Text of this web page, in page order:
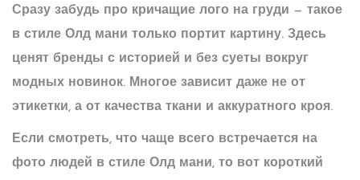
Сразу забудь про кричащие лого на груди — такое
в стиле Олд мани только портит картину. Здесь
ценят бренды с историей и без суеты вокруг
модных новинок. Многое зависит даже не от
этикетки, а от качества ткани и аккуратного кроя.
Если смотреть, что чаще всего встречается на
фото людей в стиле Олд мани, то вот короткий